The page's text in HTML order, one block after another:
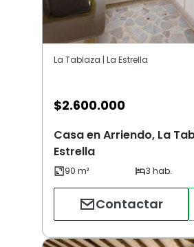
La Tablaza | La Estrella
$2.600.000
Casa en Arriendo, La
Estrella
Contactar